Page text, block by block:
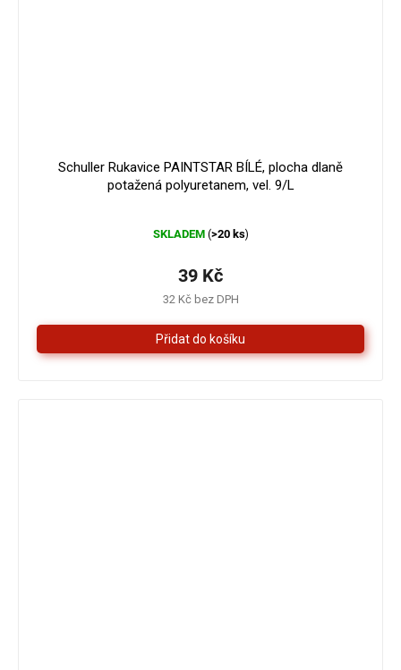
Schuller Rukavice PAINTSTAR BÍLÉ, plocha dlaně
potažená polyuretanem, vel. 9/L
hodnocení
je
z
5
hvězdiček.
SKLADEM (>20 ks)
32 Kč bez DPH
39 Kč